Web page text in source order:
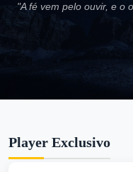
"A fé vem pelo ouvir, e o
Player Exclusivo